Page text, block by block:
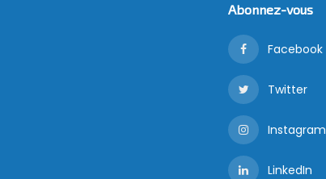
Abonnez-vous
Facebook
Twitter
Instagram
LinkedIn